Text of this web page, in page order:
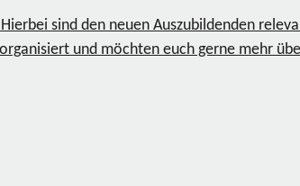
sind den neuen Auszubildenden
und möchten euch gerne mehr